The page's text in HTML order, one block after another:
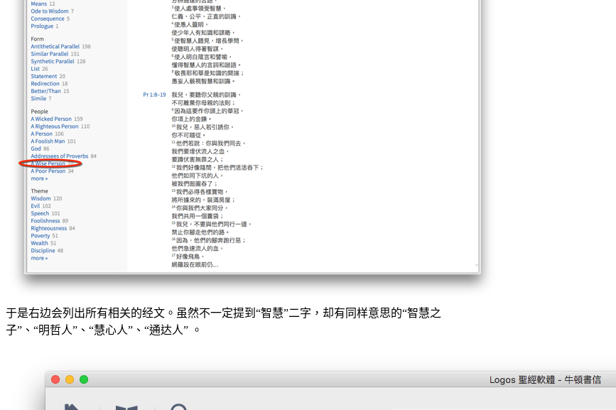
于是右边会列出所有相关的经文。虽然不一定提到“智慧”二字，却有同样意思的“智慧之
子”、“明哲人”、“慧心人”、“通达人” 。